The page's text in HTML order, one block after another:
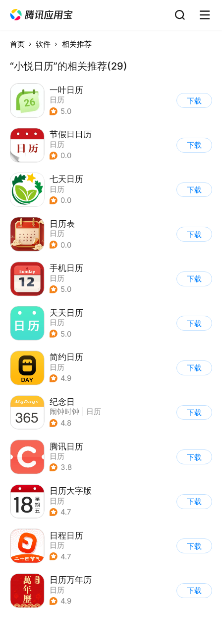
首页 软件 相关推荐
“小悦日历”的相关推荐(29)
一叶日历
日历
5.0
下载
节假日日历
日历
0.0
下载
七天日历
日历
0.0
下载
日历表
日历
0.0
下载
手机日历
日历
5.0
下载
天天日历
日历
5.0
下载
简约日历
日历
4.9
下载
纪念日
闹钟时钟
日历
4.8
下载
腾讯日历
日历
3.8
下载
日历大字版
日历
4.7
下载
日程日历
日历
4.7
下载
日历万年历
日历
4.9
下载